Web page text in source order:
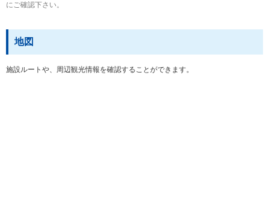
にご確認下さい。
地図
施設ルートや、周辺観光情報を確認することができます。